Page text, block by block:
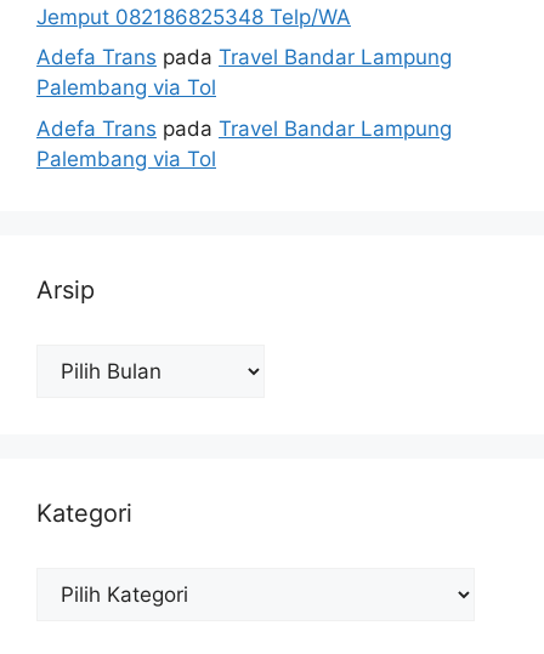
Jemput 082186825348 Telp/WA
Adefa Trans pada Travel Bandar Lampung
Palembang via Tol
Adefa Trans pada Travel Bandar Lampung
Palembang via Tol
Arsip
Arsip
Kategori
Kategori